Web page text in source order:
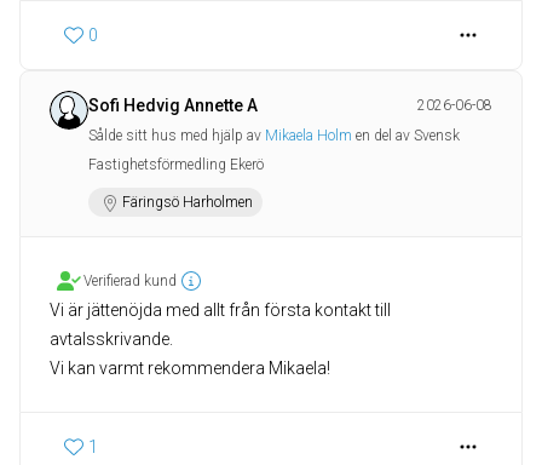
0
Sofi Hedvig Annette A
2026-06-08
Sålde sitt hus med hjälp av Mikaela Holm en del av Svensk
Fastighetsförmedling Ekerö
Färingsö Harholmen
Verifierad kund
Vi är jättenöjda med allt från första kontakt till
avtalsskrivande.
Vi kan varmt rekommendera Mikaela!
1